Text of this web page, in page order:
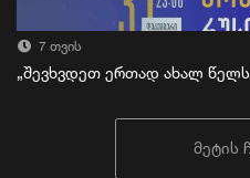
7 თვის
„შევხვდეთ ერთად ახალ
მეტის